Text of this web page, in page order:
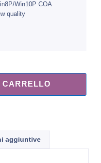
Win10P COA
quality
CARRELLO
aggiuntive